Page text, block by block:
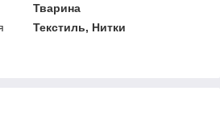
Тварина
Текстиль, Нитки